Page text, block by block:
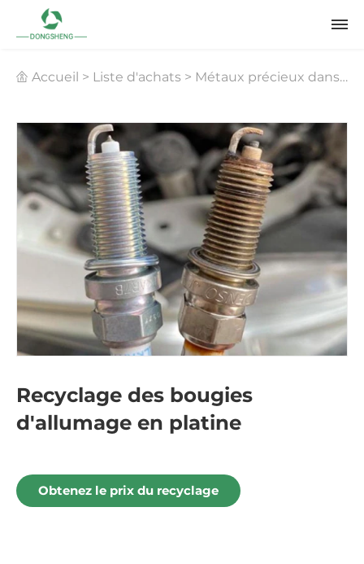
Accueil > Liste d'achats > Métaux précieux dans
les bougies d'allumage>Recyclage des bougies
d'allumage en platine
Recyclage des bougies
d'allumage en platine
Obtenez le prix du recyclage